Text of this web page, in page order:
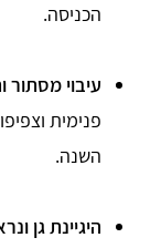
הכניסה.
עיבוי מסתור
פנימית
השנה.
היגיינת גן